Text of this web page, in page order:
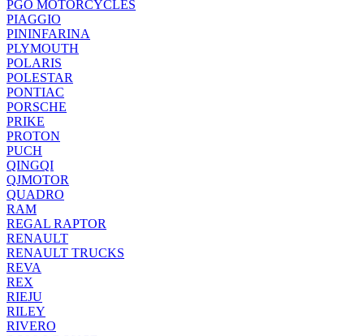
PGO MOTORCYCLES
PIAGGIO
PININFARINA
PLYMOUTH
POLARIS
POLESTAR
PONTIAC
PORSCHE
PRIKE
PROTON
PUCH
QINGQI
QJMOTOR
QUADRO
RAM
REGAL RAPTOR
RENAULT
RENAULT TRUCKS
REVA
REX
RIEJU
RILEY
RIVERO